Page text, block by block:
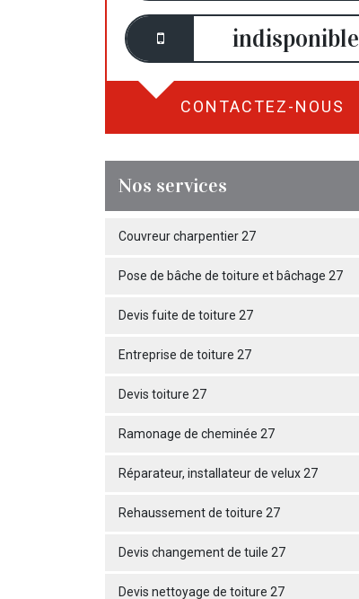
indisponible
CONTACTEZ-NOUS
Nos services
Couvreur charpentier 27
Pose de bâche de toiture et bâchage 27
Devis fuite de toiture 27
Entreprise de toiture 27
Devis toiture 27
Ramonage de cheminée 27
Réparateur, installateur de velux 27
Rehaussement de toiture 27
Devis changement de tuile 27
Devis nettoyage de toiture 27